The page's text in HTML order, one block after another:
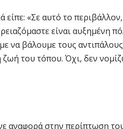
«Σε αυτό το
είναι αυξημένη
να βάλουμε τους
του τόπου. Όχι, δεν
αναφορά στην περίπτωση